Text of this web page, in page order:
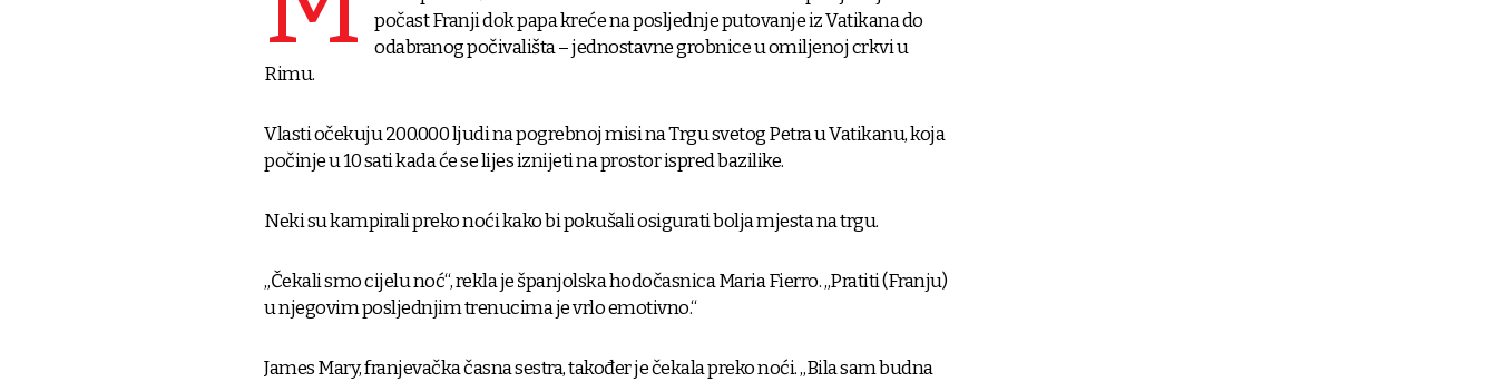
počast Franji dok papa kreće na posljednje putovanje iz Vatikana do
odabranog počivališta – jednostavne grobnice u omiljenoj crkvi u
Rimu.
Vlasti očekuju 200.000 ljudi na pogrebnoj misi na Trgu svetog Petra u Vatikanu, koja
počinje u 10 sati kada će se lijes iznijeti na prostor ispred bazilike.
Neki su kampirali preko noći kako bi pokušali osigurati bolja mjesta na trgu.
„Čekali smo cijelu noć“, rekla je španjolska hodočasnica Maria Fierro. „Pratiti (Franju)
u njegovim posljednjim trenucima je vrlo emotivno.“
James Mary, franjevačka časna sestra, također je čekala preko noći. „Bila sam budna